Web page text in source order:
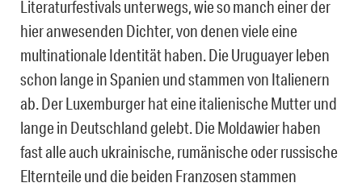
Literaturfestivals unterwegs, wie so manch einer der
hier anwesenden Dichter, von denen viele eine
multinationale Identität haben. Die Uruguayer leben
schon lange in Spanien und stammen von Italienern
ab. Der Luxemburger hat eine italienische Mutter und
lange in Deutschland gelebt. Die Moldawier haben
fast alle auch ukrainische, rumänische oder russische
Elternteile und die beiden Franzosen stammen